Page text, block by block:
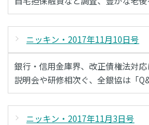
ニッキン・2017年11月10日号
銀行・信用金庫界、改正債権法対
説明会や研修相次ぐ、全銀協は「
ニッキン・2017年11月3日号